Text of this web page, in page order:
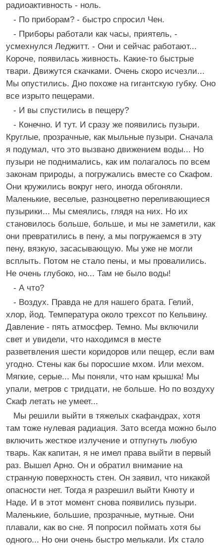
радиоактивность - ноль.
- По приборам? - быстро спросил Чен.
- Приборы работали как часы, приятель, -
усмехнулся Леджитт. - Они и сейчас работают...
Короче, появилась живность. Какие-то быстрые
твари. Движутся скачками. Очень скоро исчезли...
Мы опустились. Дно похоже на гигантскую губку. Оно
все изрыто пещерами.
- И вы спустились в пещеру?
- Конечно. И тут. И сразу же появились пузыри.
Круглые, прозрачные, как мыльные пузыри. Сначала
я подумал, что это вызвано движением воды... Но
пузыри не поднимались, как им полагалось по всем
законам природы, а погружались вместе со Скафом.
Они кружились вокруг него, иногда обгоняли.
Маленькие, веселые, разноцветно переливающиеся
пузырики... Мы смеялись, глядя на них. Но их
становилось больше, больше, и мы не заметили, как
они превратились в пену, а мы погружаемся в эту
пену, вязкую, засасывающую. Мы уже не могли
всплыть. Потом не стало пены, и мы провалились.
Не очень глубоко, но... Там не было воды!
- А что?
- Воздух. Правда не для нашего брата. Гелий,
хлор, йод. Температура около трехсот по Кельвину.
Давление - пять атмосфер. Темно. Мы включили
свет и увидели, что находимся в месте
разветвления шести коридоров или пещер, если вам
угодно. Стены как бы поросшие мхом. Или мехом.
Мягкие, серые... Мы поняли, что нам крышка! Мы
упали, метров с тридцати, не больше. Но по воздуху
Скаф летать не умеет...
Мы решили выйти в тяжелых скафандрах, хотя
там тоже нулевая радиация. Зато всегда можно было
включить жесткое излучение и отпугнуть любую
тварь. Как капитан, я не имел права выйти в первый
раз. Вышел Арно. Он и обратил внимание на
странную поверхность стен. Он заявил, что никакой
опасности нет. Тогда я разрешил выйти Кнюту и
Наде. И в этот момент снова появились пузыри.
Маленькие, большие, прозрачные, мутные. Они
плавали, как во сне. Я попросил поймать хотя бы
одного... Но они очень быстро мелькали. Их стало